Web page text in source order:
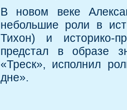
В новом веке
небольшие роли в
Тихон) и историко-
предстал в образе
«Треск», исполнил
дне».